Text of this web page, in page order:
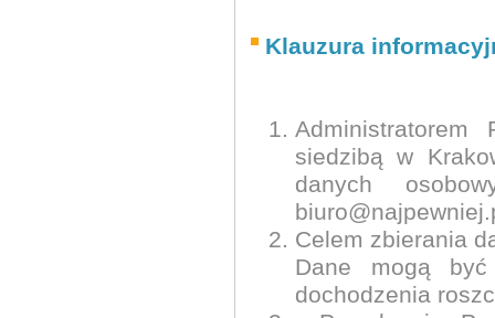
Klauzura
siedzibą w
danych
Celem zbierania
Dane mogą
dochodzenia